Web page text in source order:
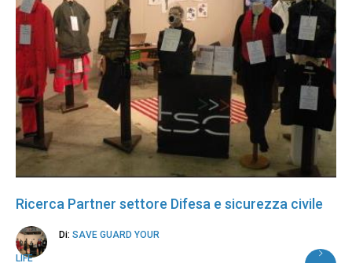
Ricerca Partner settore Difesa e sicurezza civile
Di: SAVE GUARD YOUR
LIFE